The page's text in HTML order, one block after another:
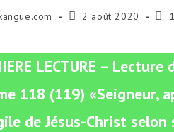
:
Publication
2 août 2020
LECTURE –
118 (119) «Seigneur,
de Jésus-Christ